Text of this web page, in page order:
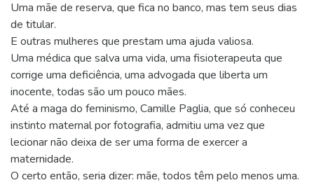
Uma mãe de reserva, que fica no banco, mas tem seus dias
de titular.
E outras mulheres que prestam uma ajuda valiosa.
Uma médica que salva uma vida, uma fisioterapeuta que
corrige uma deficiência, uma advogada que liberta um
inocente, todas são um pouco mães.
Até a maga do feminismo, Camille Paglia, que só conheceu
instinto maternal por fotografia, admitiu uma vez que
lecionar não deixa de ser uma forma de exercer a
maternidade.
O certo então, seria dizer: mãe, todos têm pelo menos uma.